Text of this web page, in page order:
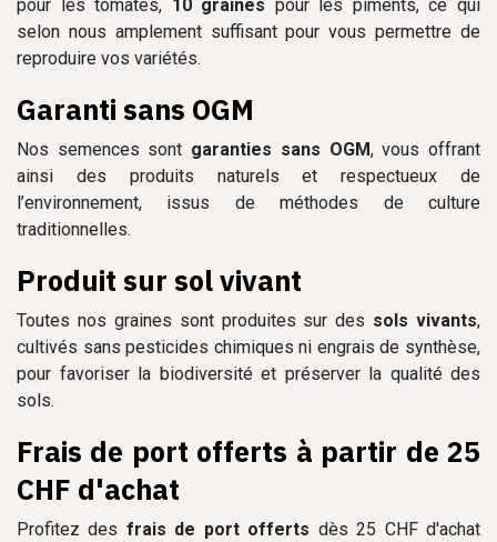
pour les tomates, 10 graines pour les piments, ce qui
selon nous amplement suffisant pour vous permettre de
reproduire vos variétés.
Garanti sans OGM
Nos semences sont garanties sans OGM, vous offrant
ainsi des produits naturels et respectueux de
l’environnement, issus de méthodes de culture
traditionnelles.
Produit sur sol vivant
Toutes nos graines sont produites sur des sols vivants,
cultivés sans pesticides chimiques ni engrais de synthèse,
pour favoriser la biodiversité et préserver la qualité des
sols.
Frais de port offerts à partir de 25
CHF d'achat
Profitez des frais de port offerts dès 25 CHF d'achat